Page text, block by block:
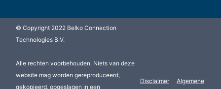
© Copyright 2022 Belko Connection
Technologies B.V.
Alle rechten voorbehouden. Niets van deze
website mag worden gereproduceerd,
gekopieerd, opgeslagen in een
Disclaimer
Algemene